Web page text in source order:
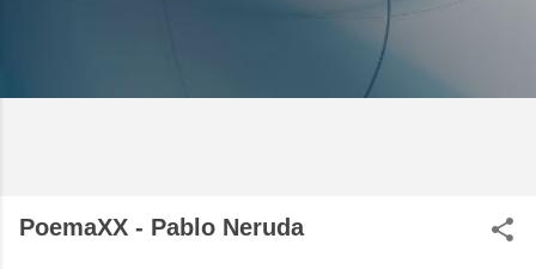
PoemaXX - Pablo Neruda